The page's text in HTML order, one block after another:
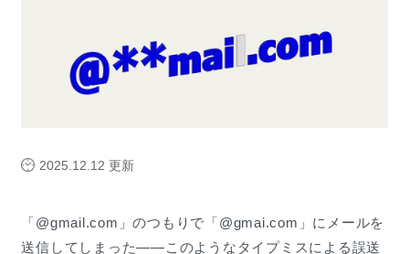
2025.12.12 更新
「@gmail.com」のつもりで「@gmai.com」にメールを
送信してしまった——このようなタイプミスによる誤送